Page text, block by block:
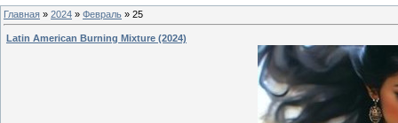
Главная » 2024 » Февраль » 25
Latin American Burning Mixture (2024)